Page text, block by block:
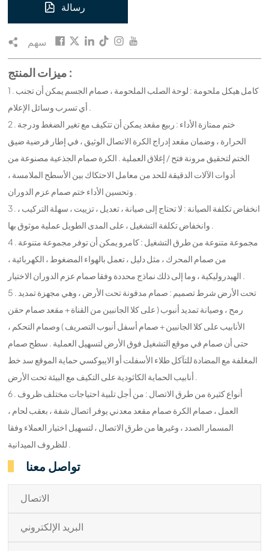
رسالة
سهم
ميزات المنتج :
1 . كامل هيكل ملحومة : لوحة الصلب الملحومة ، صمام الجسم يمكن أن تجنب
أي تسرب وسائل الإعلام .
2 . ختم ممتازة الأداء : ربيع مقعد يمكن أن تتكيف مع تغير الضغط ودرجة
الحرارة ، وضمان مقعد إدراج الكرة الاتصال الوثيق ، في إطار فرضية ضيق
الختم لتحقيق مرونة فتح / إغلاق العملية . الكرة صمام الجذعية مصنوعة من
أدوات الآلات الدقيقة للحد من معامل الاحتكاك بين الأسطح الملامسة ،
وتحسين الأداء ختم صمام عزم الدوران .
3 . انخفاض تكلفة الصيانة : لا تحتاج إلى صيانة ، تعديل ، تزييت ، سهلة التركيب ،
وانخفاض تكلفة التشغيل ، على المدى الطويل عملية موثوق بها .
4 . مجموعة متنوعة من طرق التشغيل : كامرو يمكن أن توفر مجموعة متنوعة
من صمام المحرك ، مثل دليل ، تعمل بالهواء المضغوط ، الكهربائية ،
الهيدروليكية ، وما إلى ذلك نماذج محددة وفقا صمام عزم الدوران الاختيار .
5 . تحت الأرض شرط تصميم : صمام مدفونة تحت الأرض ، وهي مجهزة تمديد
رمح ، وصيانة تمديد أنبوب ( على كلا الجانبين من القناة + مقعد صمام حقن
الأنابيب على كلا الجانبين + صمام أسفل أنبوب التصريف ) وصمام التحكم ،
حتى أن صمام في موقع التشغيل فوق الأرض لتسهيل العملية . سطح صمام
المغلفة مع المضادة للتآكل طلاء الأسفلت أو الايبوكسي حماية الموقع سد خط
أنابيب الحماية الكاثودية على التكيف مع البيئة تحت الأرض .
6 . أنواع كثيرة من طرق الاتصال : من أجل تلبية احتياجات مختلف ظروف
العمل ، صمام الكرة صمام مقعد معدني يوفر اتصال شفة ، بعقب لحام ،
المسمار الصدد ، وغيرها من طرق الاتصال ، لتسهيل اختيار العملاء وفقا
للظروف الميدانية .
تواصل معنا